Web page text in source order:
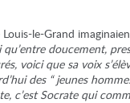
le-Grand
doucement,
voici que sa voix
des “ jeunes
c’est Socrate qui